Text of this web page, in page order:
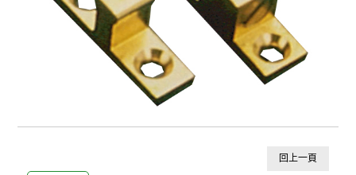
回上一頁